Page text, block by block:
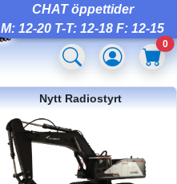
CHAT öppettider
M: 12-20 T-T: 12-18 F: 12-15
0
Nytt Radiostyrt